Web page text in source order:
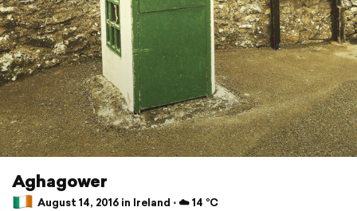
Aghagower
August 14, 2016 in Ireland ⋅ ☁️ 14 °C